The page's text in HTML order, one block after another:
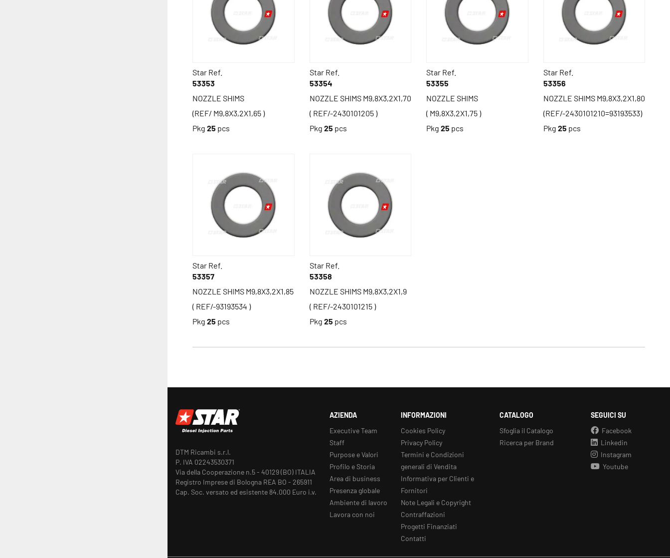
Star Ref.
53353
NOZZLE SHIMS
(REF/ M9,8X3,2X1,65 )
Pkg 25 pcs
Star Ref.
53354
NOZZLE SHIMS M9,8X3,2X1,70
( REF/-2430101205 )
Pkg 25 pcs
Star Ref.
53355
NOZZLE SHIMS
( M9,8X3,2X1,75 )
Pkg 25 pcs
Star Ref.
53356
NOZZLE SHIMS M9,8X3,2X1,80
(REF/-2430101210=93193533)
Pkg 25 pcs
Star Ref.
53357
NOZZLE SHIMS M9,8X3,2X1,85
( REF/-93193534 )
Pkg 25 pcs
Star Ref.
53358
NOZZLE SHIMS M9,8X3,2X1,9
( REF/-2430101215 )
Pkg 25 pcs
DTM Ricambi s.r.l.
P. IVA 02243530371
Via della Cooperazione n.5 - 40129 (BO) ITALIA
Registro Imprese di Bologna REA BO - 265911
Cap. Soc. versato ed esistente 84.000 Euro i.v.
AZIENDA
Executive Team
Staff
Purpose e Valori
Profilo e Storia
Area di business
Presenza globale
Ambiente di lavoro
Lavora con noi
INFORMAZIONI
Cookies Policy
Privacy Policy
Termini e Condizioni
generali di Vendita
Informativa per Clienti e
Fornitori
Note Legali e Copyright
Contraffazioni
Progetti Finanziati
Contatti
CATALOGO
Sfoglia il Catalogo
Ricerca per Brand
SEGUICI SU
Facebook
Linkedin
Instagram
Youtube